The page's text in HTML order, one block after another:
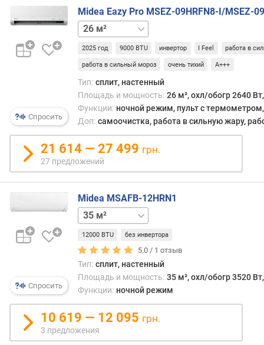
л
я
о
з
у
(
³
/
ч
а
к
с
.
t
Спросить
Midea Eazy Pro MSEZ-09HRFN8-I/MSEZ-
35 м²52 м² 70 м²
2025 год 9000 BTU инвертор I Feel работа в
работа в сильный мороз очень тихий A+++
Тип: сплит, настенный
Площадь и мощность: 26 м², охл/обогр 2640
Функции: ночной режим, пульт с
Доп: самоочистка, работа в сильную жару,
21 614 — 27 499 грн.
27 предложений
Спросить
Midea MSAFB-12HRN1
22 м²26 м² 52 м²
12000 BTU без инвертора
5.0 / 1 отзыв
Тип: сплит, настенный
Площадь и мощность: 35 м², охл/обогр 3520
Функции: ночной режим
10 619 — 12 095 грн.
3 предложения